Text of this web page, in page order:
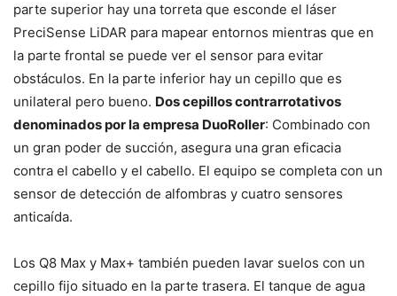
parte superior hay una torreta que esconde el láser
PreciSense LiDAR para mapear entornos mientras que en
la parte frontal se puede ver el sensor para evitar
obstáculos. En la parte inferior hay un cepillo que es
unilateral pero bueno. Dos cepillos contrarrotativos
denominados por la empresa DuoRoller: Combinado con
un gran poder de succión, asegura una gran eficacia
contra el cabello y el cabello. El equipo se completa con un
sensor de detección de alfombras y cuatro sensores
anticaída.
Los Q8 Max y Max+ también pueden lavar suelos con un
cepillo fijo situado en la parte trasera. El tanque de agua